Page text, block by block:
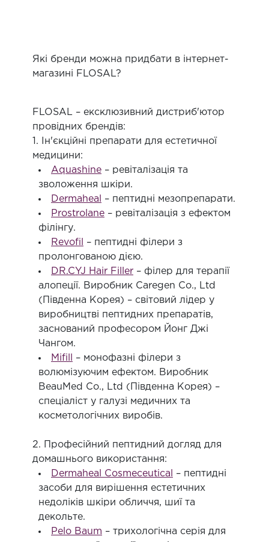
Які бренди можна придбати в інтернет-
магазині FLOSAL?
FLOSAL – ексклюзивний дистриб'ютор
провідних брендів:
1. Ін'єкційні препарати для естетичної
медицини:
Aquashine – ревіталізація та
зволоження шкіри.
Dermaheal
– пептидні мезопрепарати.
Prostrolane – ревіталізація з ефектом
філінгу.
Revofil
– пептидні філери з
пролонгованою дією.
DR.CYJ Hair Filler – філер для терапії
алопеції. Виробник Caregen Co., Ltd
(Південна Корея) – світовий лідер у
виробництві пептидних препаратів,
заснований професором Йонг Джі
Чангом.
Mifill
– монофазні філери з
волюмізуючим ефектом. Виробник
BeauMed Co., Ltd (Південна Корея) –
спеціаліст у галузі медичних та
косметологічних виробів.
2. Професійний пептидний догляд для
домашнього використання:
Dermaheal Cosmeceutical
– пептидні
засоби для вирішення естетичних
недоліків шкіри обличчя, шиї та
декольте.
Pelo Baum – трихологічна серія для